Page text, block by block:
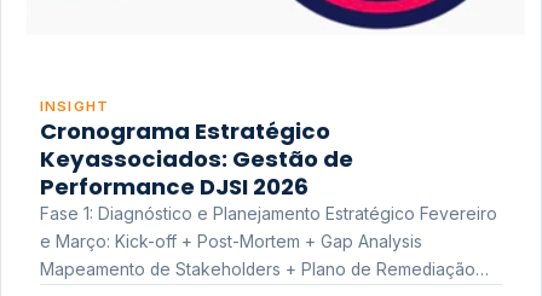
INSIGHT
Cronograma Estratégico
Keyassociados: Gestão de
Performance DJSI 2026
Fase 1: Diagnóstico e Planejamento Estratégico Fevereiro
e Março: Kick-off + Post-Mortem + Gap Analysis
Mapeamento de Stakeholders + Plano de Remediação